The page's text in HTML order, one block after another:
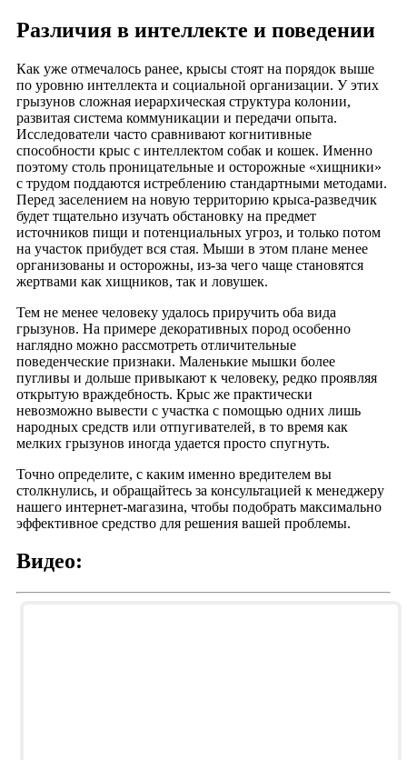
Различия в интеллекте и поведении
Как уже отмечалось ранее, крысы стоят на порядок выше
по уровню интеллекта и социальной организации. У этих
грызунов сложная иерархическая структура колонии,
развитая система коммуникации и передачи опыта.
Исследователи часто сравнивают когнитивные
способности крыс с интеллектом собак и кошек. Именно
поэтому столь проницательные и осторожные «хищники»
с трудом поддаются истреблению стандартными методами.
Перед заселением на новую территорию крыса-разведчик
будет тщательно изучать обстановку на предмет
источников пищи и потенциальных угроз, и только потом
на участок прибудет вся стая. Мыши в этом плане менее
организованы и осторожны, из-за чего чаще становятся
жертвами как хищников, так и ловушек.
Тем не менее человеку удалось приручить оба вида
грызунов. На примере декоративных пород особенно
наглядно можно рассмотреть отличительные
поведенческие признаки. Маленькие мышки более
пугливы и дольше привыкают к человеку, редко проявляя
открытую враждебность. Крыс же практически
невозможно вывести с участка с помощью одних лишь
народных средств или отпугивателей, в то время как
мелких грызунов иногда удается просто спугнуть.
Точно определите, с каким именно вредителем вы
столкнулись, и обращайтесь за консультацией к менеджеру
нашего интернет-магазина, чтобы подобрать максимально
эффективное средство для решения вашей проблемы.
Видео: